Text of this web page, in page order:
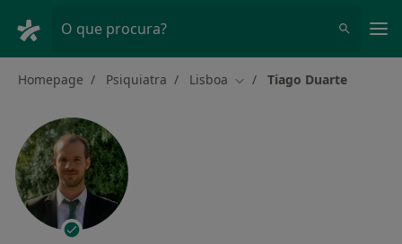
O que procura?
Homepage Psiquiatra Lisboa Mudar de cidade
Tiago Duarte